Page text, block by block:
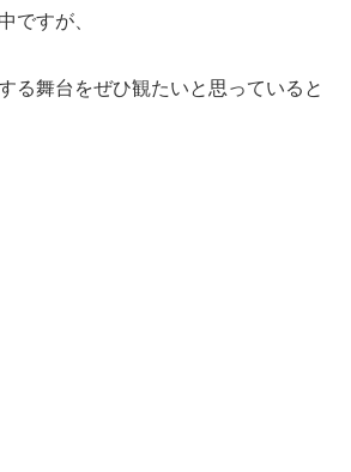
ですが、
る舞台をぜひ観たいと思っていると